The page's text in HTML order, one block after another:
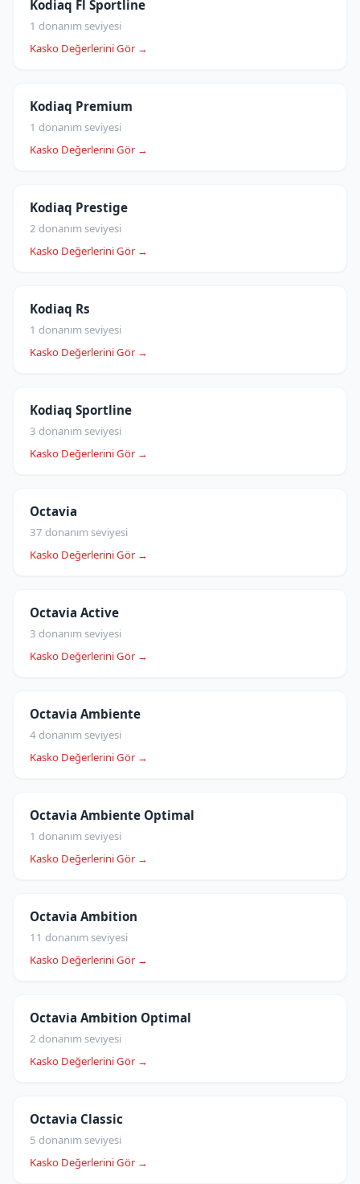
Kodiaq Fl Sportline
1 donanım seviyesi
Kasko Değerlerini Gör →
Kodiaq Premium
1 donanım seviyesi
Kasko Değerlerini Gör →
Kodiaq Prestige
2 donanım seviyesi
Kasko Değerlerini Gör →
Kodiaq Rs
1 donanım seviyesi
Kasko Değerlerini Gör →
Kodiaq Sportline
3 donanım seviyesi
Kasko Değerlerini Gör →
Octavia
37 donanım seviyesi
Kasko Değerlerini Gör →
Octavia Active
3 donanım seviyesi
Kasko Değerlerini Gör →
Octavia Ambiente
4 donanım seviyesi
Kasko Değerlerini Gör →
Octavia Ambiente Optimal
1 donanım seviyesi
Kasko Değerlerini Gör →
Octavia Ambition
11 donanım seviyesi
Kasko Değerlerini Gör →
Octavia Ambition Optimal
2 donanım seviyesi
Kasko Değerlerini Gör →
Octavia Classic
5 donanım seviyesi
Kasko Değerlerini Gör →